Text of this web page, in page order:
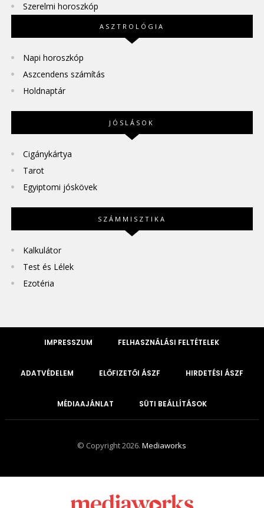
Szerelmi horoszkóp
ASZTROLÓGIA
Napi horoszkóp
Aszcendens számítás
Holdnaptár
JÓSLÁSOK
Cigánykártya
Tarot
Egyiptomi jóskövek
SZÁMMISZTIKA
Kalkulátor
Test és Lélek
Ezotéria
IMPRESSZUM FELHASZNÁLÁSI FELTÉTELEK
ADATVÉDELEM ELŐFIZETŐI ÁSZF HIRDETÉSI ÁSZF
MÉDIAAJÁNLAT SÜTI BEÁLLÍTÁSOK
© Copyright 2026.Mediaworks